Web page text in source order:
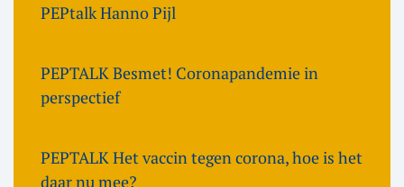
PEPtalk Hanno Pijl
PEPTALK Besmet! Coronapandemie in
perspectief
PEPTALK Het vaccin tegen corona, hoe is het
daar nu mee?